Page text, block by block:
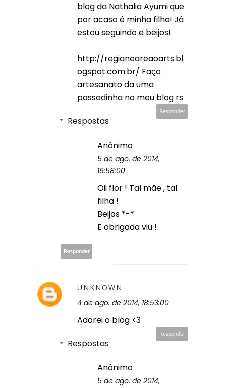
blog da Nathalia Ayumi que
por acaso é minha filha! Já
estou seguindo e beijos!
http://regianeareaoarts.bl
ogspot.com.br/ Faço
artesanato da uma
passadinha no meu blog rs
Responder
Respostas
Anônimo
5 de ago. de 2014,
16:58:00
Oii flor ! Tal mãe , tal
filha !
Beijos *-*
E obrigada viu !
Responder
UNKNOWN
4 de ago. de 2014, 18:53:00
Adorei o blog <3
Responder
Respostas
Anônimo
5 de ago. de 2014,